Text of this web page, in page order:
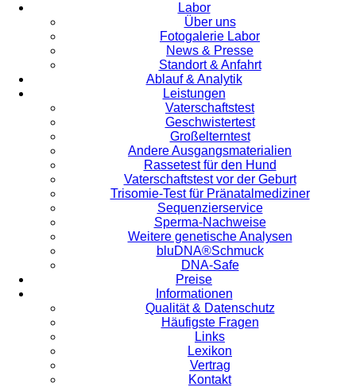
Labor
Über uns
Fotogalerie Labor
News & Presse
Standort & Anfahrt
Ablauf & Analytik
Leistungen
Vaterschaftstest
Geschwistertest
Großelterntest
Andere Ausgangsmaterialien
Rassetest für den Hund
Vaterschaftstest vor der Geburt
Trisomie-Test für Pränatalmediziner
Sequenzierservice
Sperma-Nachweise
Weitere genetische Analysen
bluDNA®Schmuck
DNA-Safe
Preise
Informationen
Qualität & Datenschutz
Häufigste Fragen
Links
Lexikon
Vertrag
Kontakt